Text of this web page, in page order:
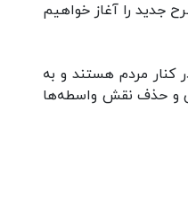
جدید را آغاز خواهیم
کنار مردم هستند و به
و حذف نقش واسطه‌ها